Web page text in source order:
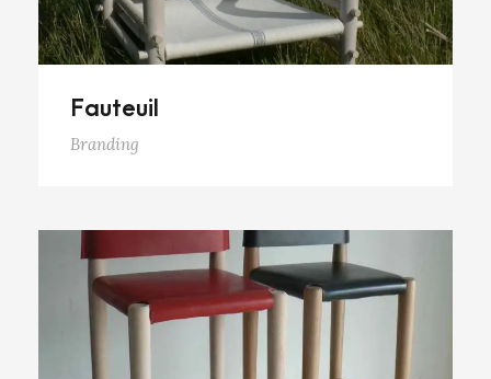
Fauteuil
Branding